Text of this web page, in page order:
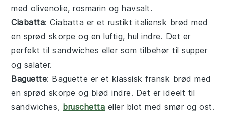
medolivenolie,rosmarin oghavsalt.
Ciabatta: Ciabatta er et rustikt italiensk brød med
en sprød skorpe og en luftig, hul indre. Det er
perfekt tilsandwiches eller som tilbehør tilsupper
og salater.
Baguette: Baguette er et klassisk fransk brød med
en sprød skorpe og blød indre. Det er ideelt til
sandwiches, bruschetta eller blot medsmør ogost.